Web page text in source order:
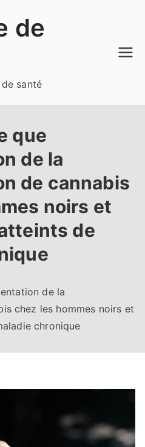
de
santé
que
de la
de cannabis
noirs et
de
de la
chez les hommes noirs et
chronique